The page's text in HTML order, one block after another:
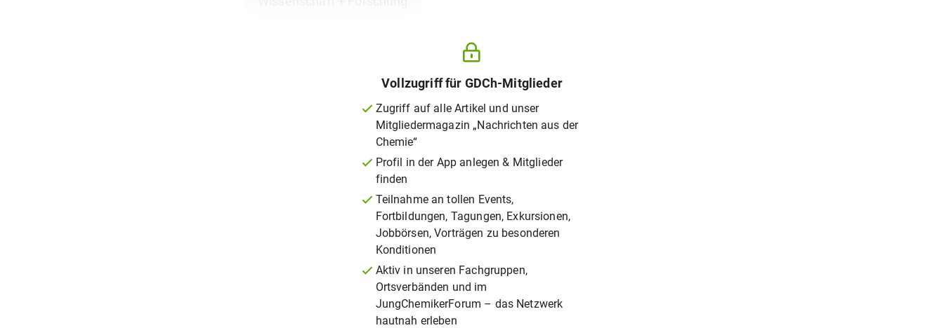
Vollzugriff für GDCh-Mitglieder
Zugriff auf alle Artikel und unser
Mitgliedermagazin „Nachrichten aus der
Chemie“
Profil in der App anlegen & Mitglieder
finden
Teilnahme an tollen Events,
Fortbildungen, Tagungen, Exkursionen,
Jobbörsen, Vorträgen zu besonderen
Konditionen
Aktiv in unseren Fachgruppen,
Ortsverbänden und im
JungChemikerForum – das Netzwerk
hautnah erleben